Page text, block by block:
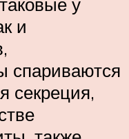
и
спариваются
секреция,